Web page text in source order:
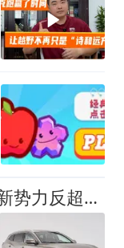
国内车市变天！长城奇瑞被新势力反超，出海光环难掩本土疲态